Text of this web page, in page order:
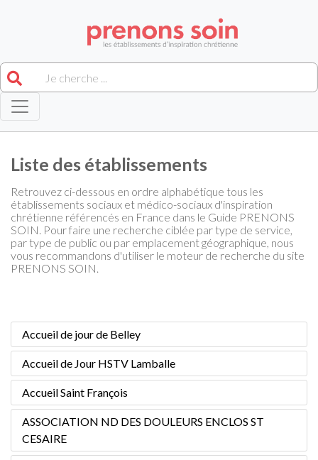
Liste des établissements
Retrouvez ci-dessous en ordre alphabétique tous les
établissements sociaux et médico-sociaux d'inspiration
chrétienne référencés en France dans le Guide PRENONS
SOIN. Pour faire une recherche ciblée par type de service,
par type de public ou par emplacement géographique, nous
vous recommandons d'utiliser le moteur de recherche du site
PRENONS SOIN.
Accueil de jour de Belley
Accueil de Jour HSTV Lamballe
Accueil Saint François
ASSOCIATION ND DES DOULEURS ENCLOS ST
CESAIRE